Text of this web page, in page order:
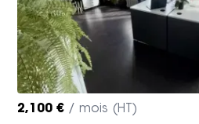
2,100 € / mois (HT)